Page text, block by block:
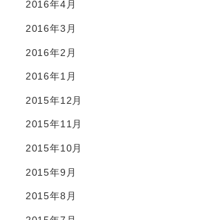
2016年4月
2016年3月
2016年2月
2016年1月
2015年12月
2015年11月
2015年10月
2015年9月
2015年8月